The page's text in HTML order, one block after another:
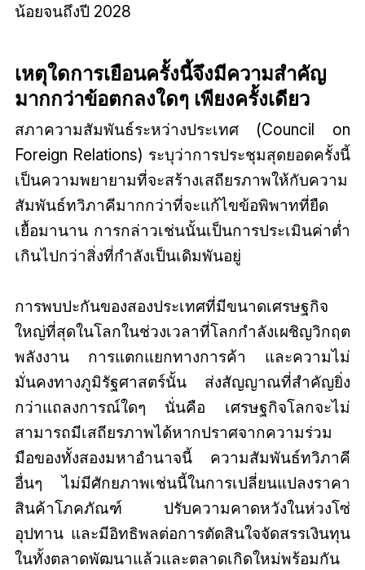
น้อยจนถึงปี 2028
เหตุใดการเยือนครั้งนี้จึงมีความสำคัญ
มากกว่าข้อตกลงใดๆ เพียงครั้งเดียว
สภาความสัมพันธ์ระหว่างประเทศ (Council on
Foreign Relations) ระบุว่าการประชุมสุดยอดครั้งนี้
เป็นความพยายามที่จะสร้างเสถียรภาพให้กับความ
สัมพันธ์ทวิภาคีมากกว่าที่จะแก้ไขข้อพิพาทที่ยืด
เยื้อมานาน การกล่าวเช่นนั้นเป็นการประเมินค่าต่ำ
เกินไปกว่าสิ่งที่กำลังเป็นเดิมพันอยู่
การพบปะกันของสองประเทศที่มีขนาดเศรษฐกิจ
ใหญ่ที่สุดในโลกในช่วงเวลาที่โลกกำลังเผชิญวิกฤต
พลังงาน การแตกแยกทางการค้า และความไม่
มั่นคงทางภูมิรัฐศาสตร์นั้น ส่งสัญญาณที่สำคัญยิ่ง
กว่าแถลงการณ์ใดๆ นั่นคือ เศรษฐกิจโลกจะไม่
สามารถมีเสถียรภาพได้หากปราศจากความร่วม
มือของทั้งสองมหาอำนาจนี้ ความสัมพันธ์ทวิภาคี
อื่นๆ ไม่มีศักยภาพเช่นนี้ในการเปลี่ยนแปลงราคา
สินค้าโภคภัณฑ์ ปรับความคาดหวังในห่วงโซ่
อุปทาน และมีอิทธิพลต่อการตัดสินใจจัดสรรเงินทุน
ในทั้งตลาดพัฒนาแล้วและตลาดเกิดใหม่พร้อมกัน